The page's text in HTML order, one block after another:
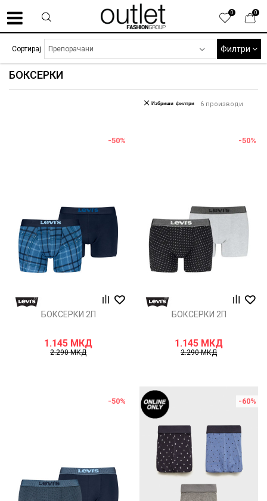
0
0
БОКСЕРКИ
Сортирај Филтри
6 производи
Избриши филтри
-50%
БОКСЕРКИ 2П
1.145 МКД
2.290МКД
-50%
БОКСЕРКИ 2П
1.145 МКД
2.290МКД
-50% -60%